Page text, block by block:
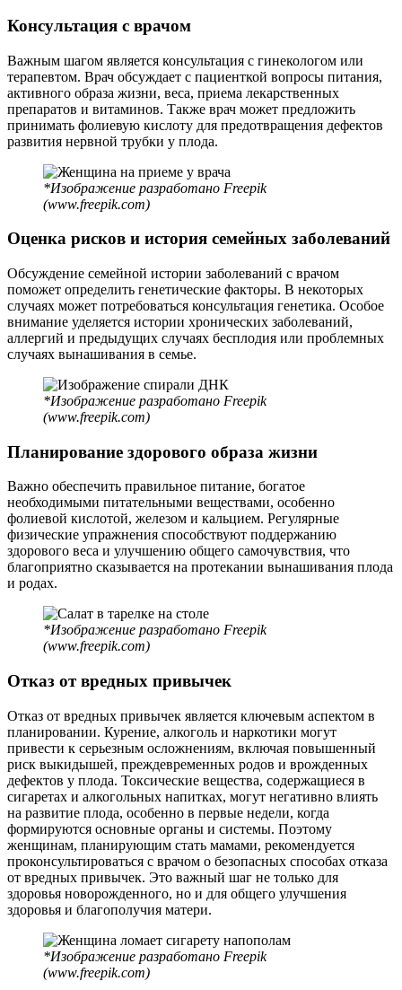
Консультация с врачом
Важным шагом является консультация с гинекологом или
терапевтом. Врач обсуждает с пациенткой вопросы питания,
активного образа жизни, веса, приема лекарственных
препаратов и витаминов. Также врач может предложить
принимать фолиевую кислоту для предотвращения дефектов
развития нервной трубки у плода.
*Изображение разработано Freepik
(www.freepik.com)
Оценка рисков и история семейных заболеваний
Обсуждение семейной истории заболеваний с врачом
поможет определить генетические факторы. В некоторых
случаях может потребоваться консультация генетика. Особое
внимание уделяется истории хронических заболеваний,
аллергий и предыдущих случаях бесплодия или проблемных
случаях вынашивания в семье.
*Изображение разработано Freepik
(www.freepik.com)
Планирование здорового образа жизни
Важно обеспечить правильное питание, богатое
необходимыми питательными веществами, особенно
фолиевой кислотой, железом и кальцием. Регулярные
физические упражнения способствуют поддержанию
здорового веса и улучшению общего самочувствия, что
благоприятно сказывается на протекании вынашивания плода
и родах.
*Изображение разработано Freepik
(www.freepik.com)
Отказ от вредных привычек
Отказ от вредных привычек является ключевым аспектом в
планировании. Курение, алкоголь и наркотики могут
привести к серьезным осложнениям, включая повышенный
риск выкидышей, преждевременных родов и врожденных
дефектов у плода. Токсические вещества, содержащиеся в
сигаретах и алкогольных напитках, могут негативно влиять
на развитие плода, особенно в первые недели, когда
формируются основные органы и системы. Поэтому
женщинам, планирующим стать мамами, рекомендуется
проконсультироваться с врачом о безопасных способах отказа
от вредных привычек. Это важный шаг не только для
здоровья новорожденного, но и для общего улучшения
здоровья и благополучия матери.
*Изображение разработано Freepik
(www.freepik.com)